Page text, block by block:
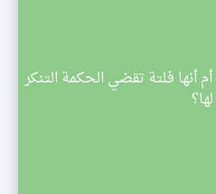
أنها فلتة تقضي الحكمة التنكر
لها؟